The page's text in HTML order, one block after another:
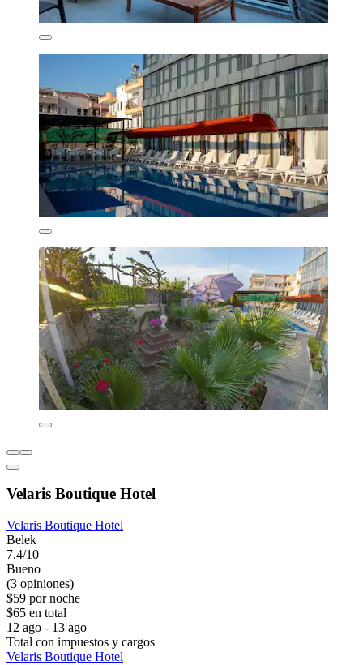
Velaris Boutique Hotel
Velaris Boutique Hotel
Belek
7.4/10
Bueno
(3 opiniones)
$59 por noche
$65 en total
12 ago - 13 ago
Total con impuestos y cargos
Velaris Boutique Hotel